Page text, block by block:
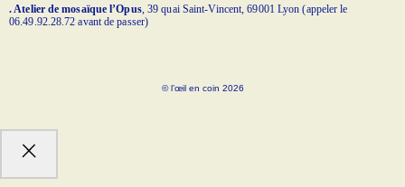
. Atelier de mosaïque l’Opus, 39 quai Saint-Vincent, 69001 Lyon (appeler le
06.49.92.28.72 avant de passer)
© l’œil en coin 2026